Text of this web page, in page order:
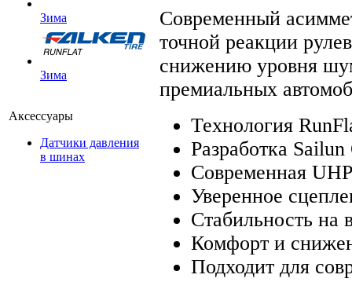
Зима
Зима
Аксессуары
Датчики давления
в шинах
Современный
точной реакции
снижению уровня
премиальных
Технология
Разработка
Современная
Уверенное
Стабильность на
Комфорт и
Подходит для